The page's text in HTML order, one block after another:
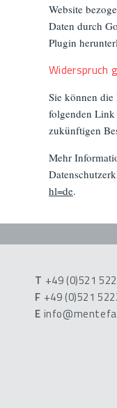
Website
Daten durch
Plugin
Widerspruch
Sie können
folgenden
zukünftigen
Mehr
hl=de.
T +49 (0)521
F +49 (0)521
E